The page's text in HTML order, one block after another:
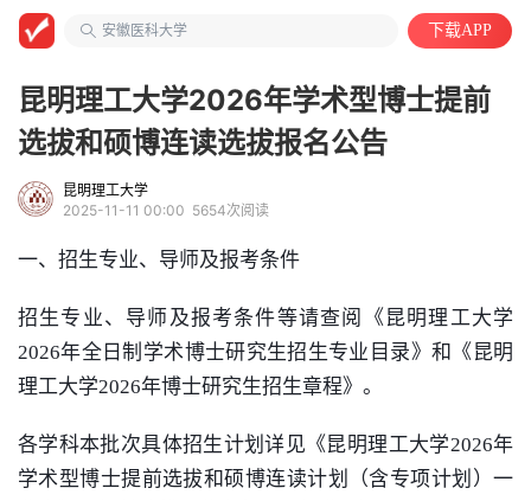
安徽医科大学
下载APP
昆明理工大学2026年学术型博士提前
选拔和硕博连读选拔报名公告
昆明理工大学
2025-11-11 00:00 5654次阅读
一、招生专业、 导师及报考条件
招生专业、导师及报考条件等请查阅《 昆明理工大学
2026年全日制学术博士研究生招生专业目录》和《 昆明
理工大学2026年博士研究生招生章程》。
各学科本批次具体招生计划详见《昆明理工大学2026年
学术型博士提前选拔和硕博连读计划（含专项计划）一